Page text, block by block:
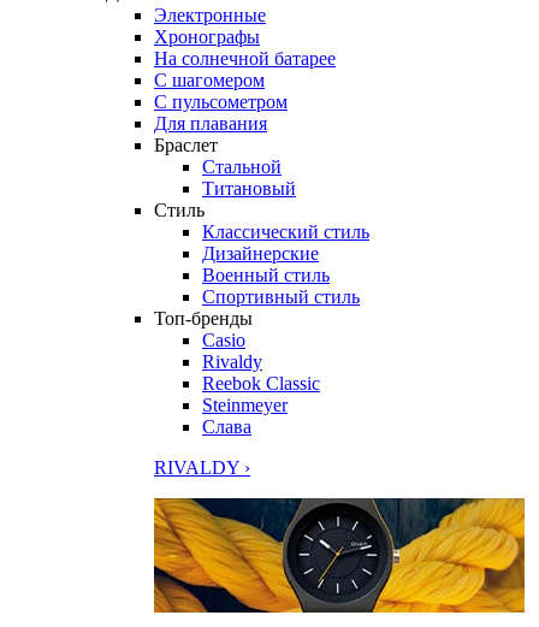
Электронные
Хронографы
На солнечной батарее
С шагомером
С пульсометром
Для плавания
Браслет
Стальной
Титановый
Стиль
Классический стиль
Дизайнерские
Военный стиль
Спортивный стиль
Топ-бренды
Casio
Rivaldy
Reebok Classic
Steinmeyer
Слава
RIVALDY ›